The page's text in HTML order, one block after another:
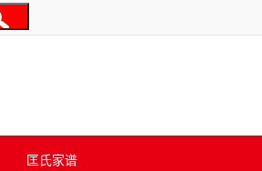
匡氏家谱